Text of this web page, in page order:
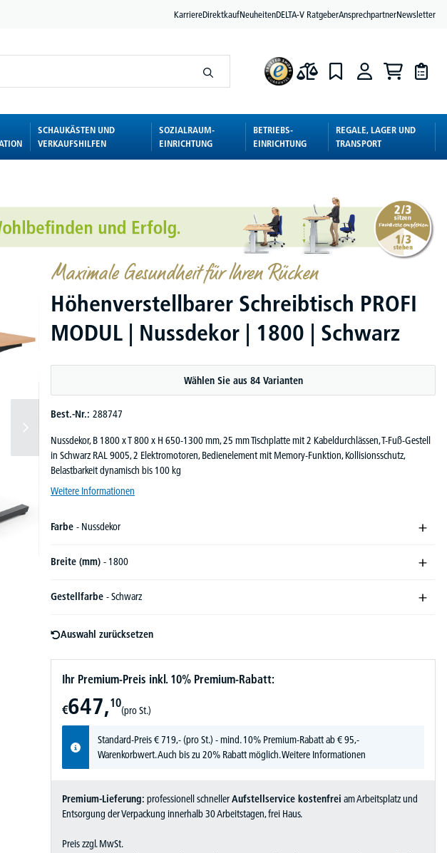
KarriereDirektkaufNeuheitenDELTA-V RatgeberAnsprechpartnerNewsletter
SCHAUKÄSTEN UND
VERKAUFSHILFEN
SOZIALRAUM-
EINRICHTUNG
BETRIEBS-
EINRICHTUNG
REGALE, LAGER UND
TRANSPORT
Maximale Gesundheit für Ihren Rücken
Höhenverstellbarer Schreibtisch PROFI
MODUL | Nussdekor | 1800 | Schwarz
Wählen Sie aus 84 Varianten
Best.-Nr.: 288747
Nussdekor, B 1800 x T 800 x H 650-1300 mm, 25 mm Tischplatte mit 2 Kabeldurchlässen, T-Fuß-Gestell
in Schwarz RAL 9005, 2 Elektromotoren, Bedienelement mit Memory-Funktion, Kollisionsschutz,
Belastbarkeit dynamisch bis 100 kg
Weitere Informationen
Farbe - Nussdekor
Breite (mm) - 1800
Gestellfarbe - Schwarz
Auswahl zurücksetzen
Ihr Premium-Preis inkl. 10% Premium-Rabatt:
€647,10
(pro St.)
Standard-Preis€719,-(pro St.) - mind. 10% Premium-Rabatt ab € 95,-
Warenkorbwert. Auch bis zu 20% Rabatt möglich.Weitere Informationen
Premium-Lieferung: professionell schnellerAufstellservice kostenfrei am Arbeitsplatz und
Entsorgung der Verpackung innerhalb 30 Arbeitstagen, frei Haus.
Preis zzgl. MwSt.